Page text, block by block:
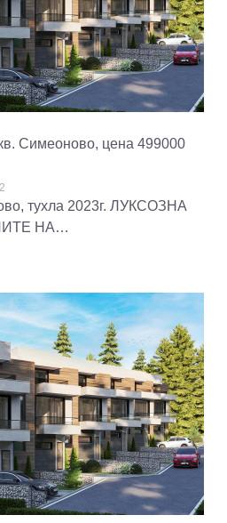
Симеоново, цена 499000
тухла 2023г. ЛУКСОЗНА
НА…